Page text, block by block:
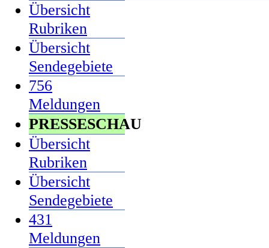
Übersicht
Rubriken
Übersicht
Sendegebiete
756
Meldungen
PRESSESCHAU
Übersicht
Rubriken
Übersicht
Sendegebiete
431
Meldungen